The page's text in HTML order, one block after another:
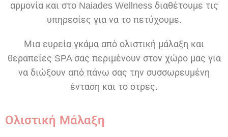
αρμονία και στο Naiades Wellness διαθέτουμε τις
υπηρεσίες για να το πετύχουμε.
Μια ευρεία γκάμα από ολιστική μάλαξη και
θεραπείες SPA σας περιμένουν στον χώρο μας για
να διώξουν από πάνω σας την συσσωρευμένη
ένταση και το στρες.
Ολιστική Μάλαξη